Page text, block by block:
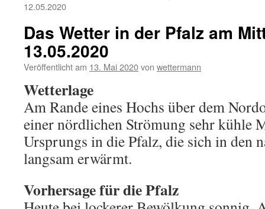
12.05.2020
Das Wetter in der Pfalz am
13.05.2020
Veröffentlicht am 13. Mai 2020von wettermann
Wetterlage
Am Rande eines Hochs über dem
einer nördlichen Strömung sehr kühle
Ursprungs in die Pfalz, die sich in den
langsam erwärmt.
Vorhersage für die Pfalz